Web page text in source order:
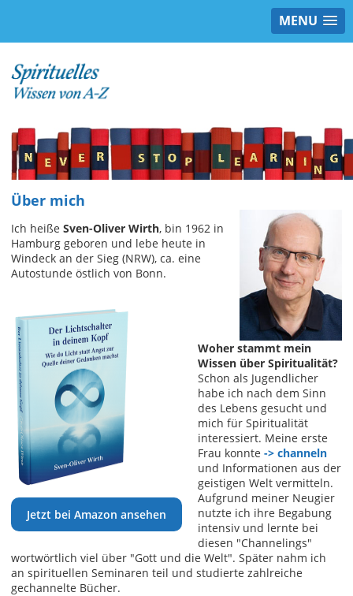
MENU
Über mich
Ich heiße Sven-Oliver Wirth, bin 1962 in
Hamburg geboren und lebe heute in
Windeck an der Sieg (NRW), ca. eine
Autostunde östlich von Bonn.
Jetzt bei Amazon ansehen
Woher stammt mein
Wissen über Spiritualität?
Schon als Jugendlicher
habe ich nach dem Sinn
des Lebens gesucht und
mich für Spiritualität
interessiert. Meine erste
Frau konnte -> channeln
und Informationen aus der
geistigen Welt vermitteln.
Aufgrund meiner Neugier
nutzte ich ihre Begabung
intensiv und lernte bei
diesen "Channelings"
wortwörtlich viel über "Gott und die Welt". Später nahm ich
an spirituellen Seminaren teil und studierte zahlreiche
gechannelte Bücher.